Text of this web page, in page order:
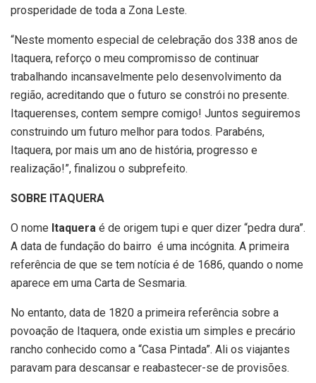
prosperidade de toda a Zona Leste.
“Neste momento especial de celebração dos 338 anos de
Itaquera, reforço o meu compromisso de continuar
trabalhando incansavelmente pelo desenvolvimento da
região, acreditando que o futuro se constrói no presente.
Itaquerenses, contem sempre comigo! Juntos seguiremos
construindo um futuro melhor para todos. Parabéns,
Itaquera, por mais um ano de história, progresso e
realização!”, finalizou o subprefeito.
SOBRE ITAQUERA
O nome Itaquera é de origem tupi e quer dizer “pedra dura”.
A data de fundação do bairro é uma incógnita. A primeira
referência de que se tem notícia é de 1686, quando o nome
aparece em uma Carta de Sesmaria.
No entanto, data de 1820 a primeira referência sobre a
povoação de Itaquera, onde existia um simples e precário
rancho conhecido como a “Casa Pintada”. Ali os viajantes
paravam para descansar e reabastecer-se de provisões.